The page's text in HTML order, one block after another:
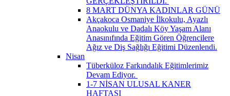
8 MART DÜNYA KADINLAR GÜNÜ
Akçakoca Osmaniye İlkokulu, Ayazlı
Anaokulu ve Dadalı Köy Yaşam Alanı
Anasınıfında Eğitim Gören Öğrencilere
Ağız ve Diş Sağlığı Eğitimi Düzenlendi.
Nisan
Tüberküloz Farkındalık Eğitimlerimiz
Devam Ediyor. ​
1-7 NİSAN ULUSAL KANER
HAFTASI